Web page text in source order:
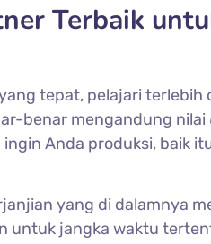
Terbaik
tepat, pelajari
benar mengandung nilai
Anda produksi, baik
yang di dalamnya
untuk jangka waktu